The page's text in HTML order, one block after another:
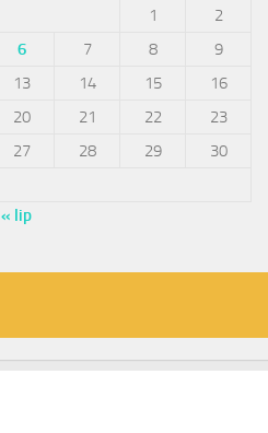
1
2
6 7 8
9
13 14 15
16
20 21 22
23
27 28 29
30
« lip